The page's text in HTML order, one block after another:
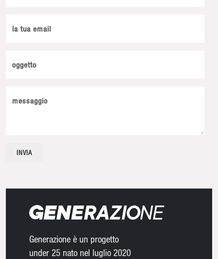
la tua email
oggetto
messaggio
Generazione è un progetto
under 25 nato nel luglio 2020